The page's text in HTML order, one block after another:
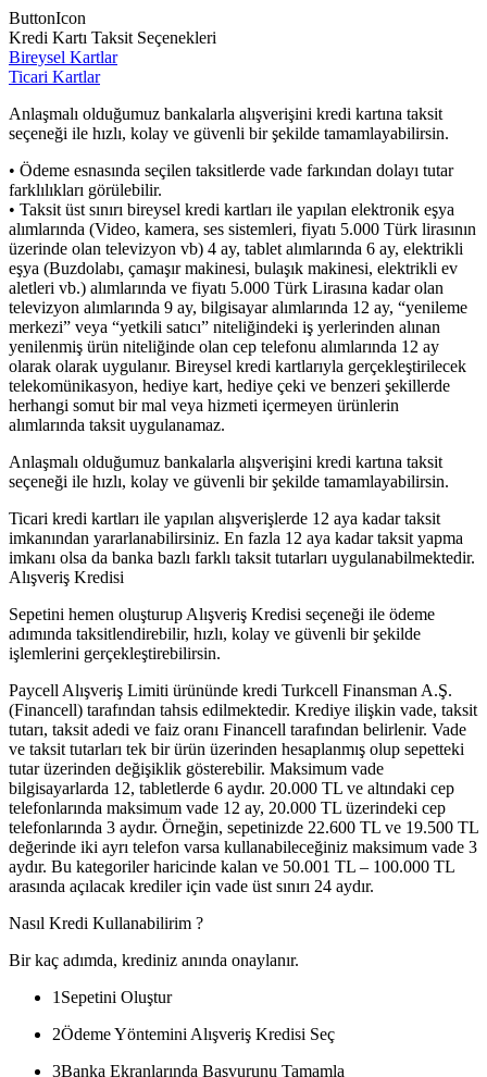
ButtonIcon
Kredi Kartı Taksit Seçenekleri
Bireysel Kartlar
Ticari Kartlar
Anlaşmalı olduğumuz bankalarla alışverişini kredi kartına taksit
seçeneği ile hızlı, kolay ve güvenli bir şekilde tamamlayabilirsin.
• Ödeme esnasında seçilen taksitlerde vade farkından dolayı tutar
farklılıkları görülebilir.
• Taksit üst sınırı bireysel kredi kartları ile yapılan elektronik eşya
alımlarında (Video, kamera, ses sistemleri, fiyatı 5.000 Türk lirasının
üzerinde olan televizyon vb) 4 ay, tablet alımlarında 6 ay, elektrikli
eşya (Buzdolabı, çamaşır makinesi, bulaşık makinesi, elektrikli ev
aletleri vb.) alımlarında ve fiyatı 5.000 Türk Lirasına kadar olan
televizyon alımlarında 9 ay, bilgisayar alımlarında 12 ay, “yenileme
merkezi” veya “yetkili satıcı” niteliğindeki iş yerlerinden alınan
yenilenmiş ürün niteliğinde olan cep telefonu alımlarında 12 ay
olarak olarak uygulanır. Bireysel kredi kartlarıyla gerçekleştirilecek
telekomünikasyon, hediye kart, hediye çeki ve benzeri şekillerde
herhangi somut bir mal veya hizmeti içermeyen ürünlerin
alımlarında taksit uygulanamaz.
Anlaşmalı olduğumuz bankalarla alışverişini kredi kartına taksit
seçeneği ile hızlı, kolay ve güvenli bir şekilde tamamlayabilirsin.
Ticari kredi kartları ile yapılan alışverişlerde 12 aya kadar taksit
imkanından yararlanabilirsiniz. En fazla 12 aya kadar taksit yapma
imkanı olsa da banka bazlı farklı taksit tutarları uygulanabilmektedir.
Alışveriş Kredisi
Sepetini hemen oluşturup Alışveriş Kredisi seçeneği ile ödeme
adımında taksitlendirebilir, hızlı, kolay ve güvenli bir şekilde
işlemlerini gerçekleştirebilirsin.
Paycell Alışveriş Limiti ürününde kredi Turkcell Finansman A.Ş.
(Financell) tarafından tahsis edilmektedir. Krediye ilişkin vade, taksit
tutarı, taksit adedi ve faiz oranı Financell tarafından belirlenir. Vade
ve taksit tutarları tek bir ürün üzerinden hesaplanmış olup sepetteki
tutar üzerinden değişiklik gösterebilir. Maksimum vade
bilgisayarlarda 12, tabletlerde 6 aydır. 20.000 TL ve altındaki cep
telefonlarında maksimum vade 12 ay, 20.000 TL üzerindeki cep
telefonlarında 3 aydır. Örneğin, sepetinizde 22.600 TL ve 19.500 TL
değerinde iki ayrı telefon varsa kullanabileceğiniz maksimum vade 3
aydır. Bu kategoriler haricinde kalan ve 50.001 TL – 100.000 TL
arasında açılacak krediler için vade üst sınırı 24 aydır.
Nasıl Kredi Kullanabilirim ?
Bir kaç adımda, krediniz anında onaylanır.
1 Sepetini Oluştur
2Ödeme Yöntemini Alışveriş Kredisi Seç
3Banka Ekranlarında Başvurunu Tamamla